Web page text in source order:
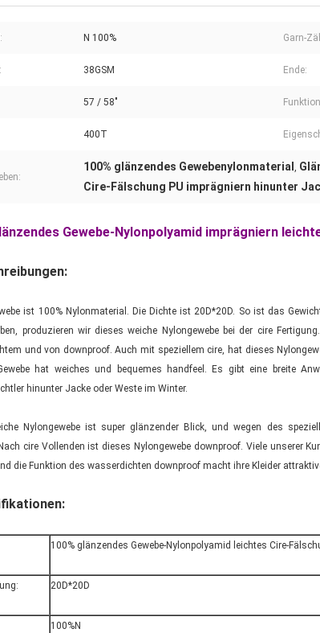
N 100% Garn-
38GSM Ende:
57 / 58"
400T
100% glänzendes Gewebenylonmaterial ,
Cire-Fälschung PU imprägniern hinunter
Gewebe-Nylonpolyamid imprägniern
ist 100% Nylonmaterial. Die Dichte ist 20D*20D. So ist das
produzieren wir dieses weiche Nylongewebe bei der cire
und von downproof. Auch mit speziellem cire, hat dieses
hat weiches und bequemes handfeel. Es gibt eine breite
hinunter Jacke oder Weste im Winter.
Nylongewebe ist super glänzender Blick, und wegen des
cire Vollenden ist dieses Nylongewebe downproof. Viele unserer
die Funktion des wasserdichten downproof macht ihre Kleider
100% glänzendes Gewebe-Nylonpolyamid leichtes Cire-
20D*20D
100%N